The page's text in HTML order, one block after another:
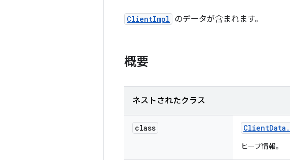
ClientImpl のデータが含まれます。
概要
ネストされたクラス
class ClientData .
ヒープ情報。